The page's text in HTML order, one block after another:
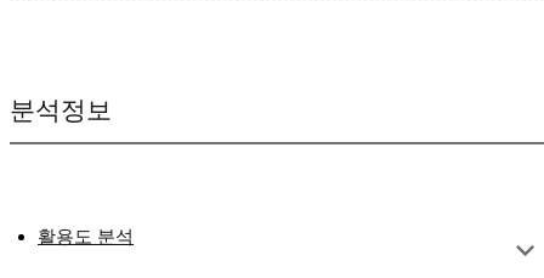
분석정보
활용도 분석